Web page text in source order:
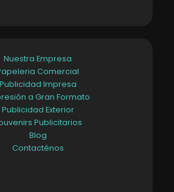
Nuestra Empresa
Comercial
Publicidad Impresa
a Gran Formato
Publicidad Exterior
Publicitarios
Blog
Contacténos